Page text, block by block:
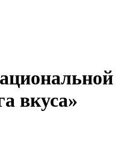
вкуса»